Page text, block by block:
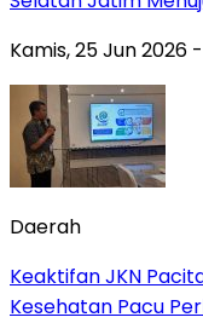
Kamis, 25 Jun 2026
Daerah
Keaktifan JKN
Kesehatan Pacu